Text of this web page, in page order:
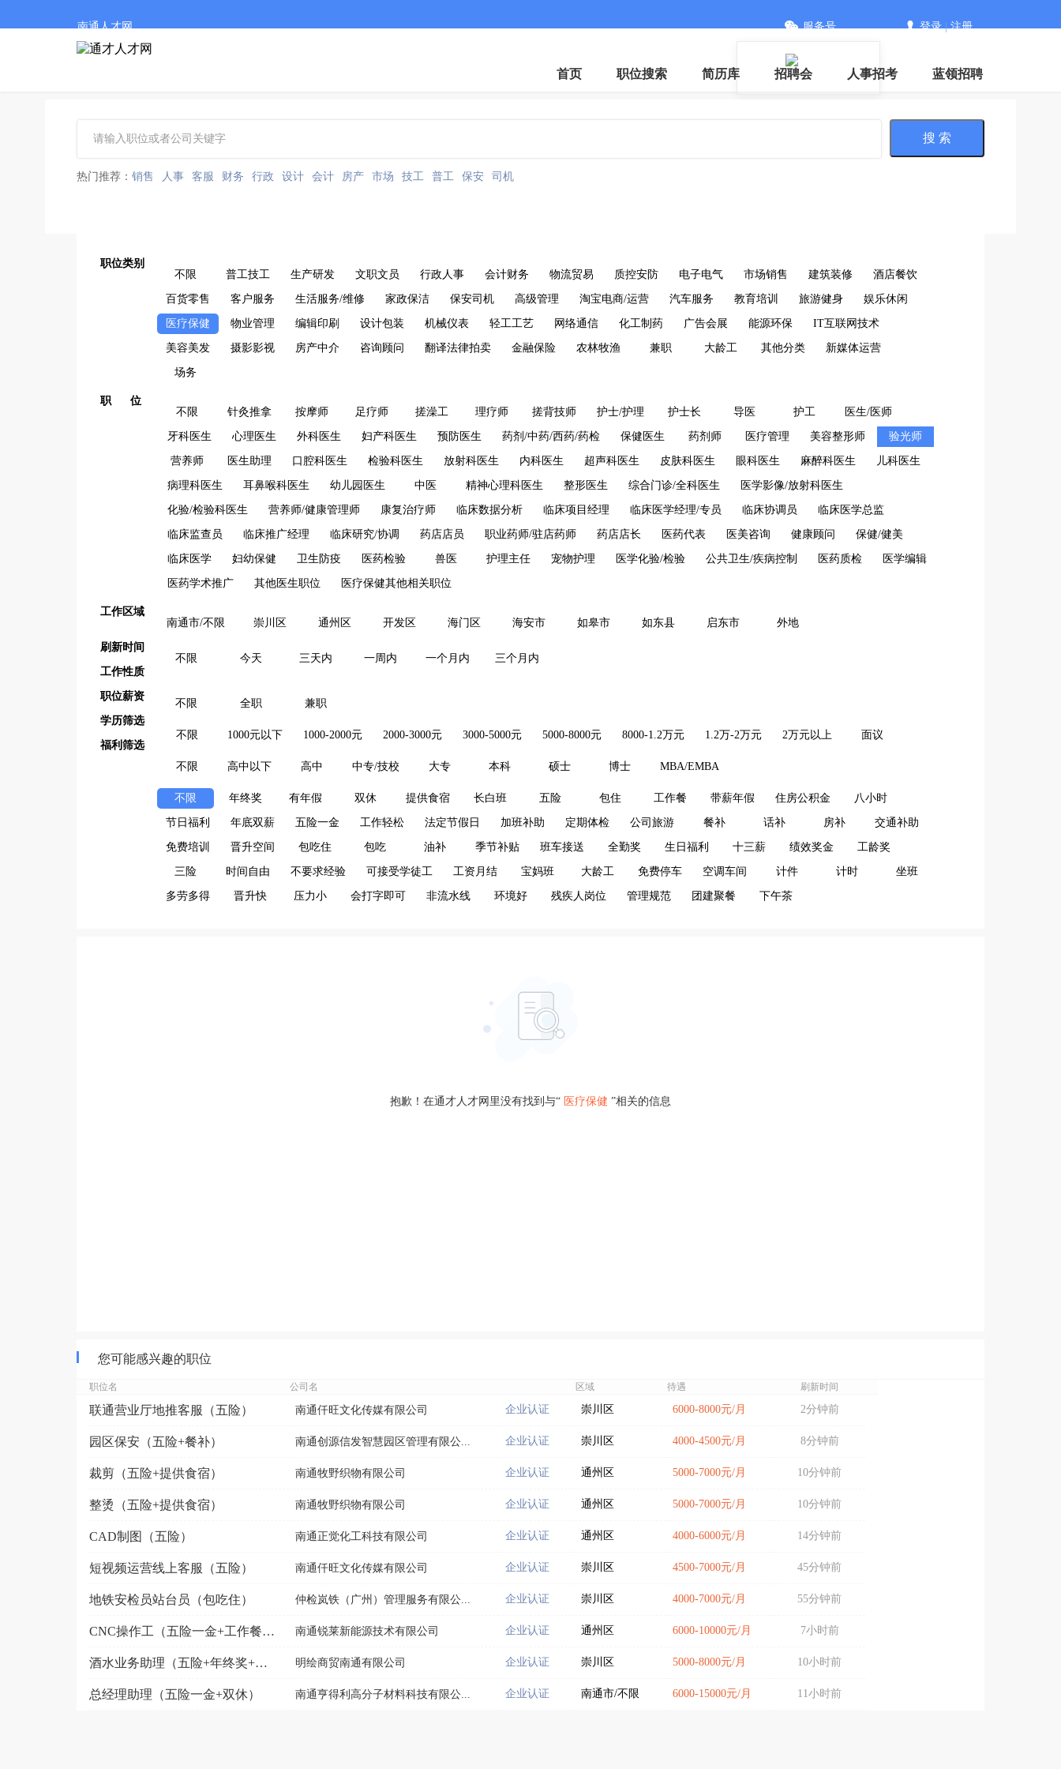
南通人才网
微信
服务号 登录|注册
首页 职位搜索 简历库 招聘会 人事招考 蓝领招聘
搜 索
热门推荐： 销售 人事 客服 财务 行政 设计 会计 房产 市场 技工 普工 保安 司机
职位类别
不限
普工技工 生产研发 文职文员 行政人事 会计财务 物流贸易 质控安防 电子电气 市场销售 建筑装修 酒店餐饮
百货零售 客户服务 生活服务/维修 家政保洁 保安司机 高级管理 淘宝电商/运营 汽车服务 教育培训 旅游健身 娱乐休闲
医疗保健 物业管理 编辑印刷 设计包装 机械仪表 轻工工艺 网络通信 化工制药 广告会展 能源环保 IT互联网技术
美容美发 摄影影视 房产中介 咨询顾问 翻译法律拍卖 金融保险 农林牧渔 兼职 大龄工 其他分类 新媒体运营
场务
职 位
不限
针灸推拿 按摩师 足疗师 搓澡工 理疗师 搓背技师 护士/护理 护士长 导医 护工 医生/医师
牙科医生 心理医生 外科医生 妇产科医生 预防医生 药剂/中药/西药/药检 保健医生 药剂师 医疗管理 美容整形师 验光师
营养师 医生助理 口腔科医生 检验科医生 放射科医生 内科医生 超声科医生 皮肤科医生 眼科医生 麻醉科医生 儿科医生
病理科医生 耳鼻喉科医生 幼儿园医生 中医 精神心理科医生 整形医生 综合门诊/全科医生 医学影像/放射科医生
化验/检验科医生 营养师/健康管理师 康复治疗师 临床数据分析 临床项目经理 临床医学经理/专员 临床协调员 临床医学总监
临床监查员 临床推广经理 临床研究/协调 药店店员 职业药师/驻店药师 药店店长 医药代表 医美咨询 健康顾问 保健/健美
临床医学 妇幼保健 卫生防疫 医药检验 兽医 护理主任 宠物护理 医学化验/检验 公共卫生/疾病控制 医药质检 医学编辑
医药学术推广 其他医生职位 医疗保健其他相关职位
工作区域
南通市/不限
崇川区 通州区 开发区 海门区 海安市 如皋市 如东县 启东市 外地
刷新时间
不限
今天 三天内 一周内 一个月内
三个月内
工作性质
不限 全职 兼职
职位薪资
不限 1000元以下 1000-2000元 2000-3000元 3000-5000元 5000-8000元 8000-1.2万元 1.2万-2万元 2万元以上 面议
学历筛选
不限 高中以下 高中 中专/技校 大专 本科 硕士 博士 MBA/EMBA
福利筛选
不限 年终奖 有年假 双休 提供食宿 长白班 五险 包住 工作餐 带薪年假 住房公积金 八小时
节日福利 年底双薪 五险一金 工作轻松 法定节假日 加班补助 定期体检 公司旅游 餐补 话补 房补 交通补助
免费培训 晋升空间 包吃住 包吃 油补 季节补贴 班车接送 全勤奖 生日福利 十三薪 绩效奖金 工龄奖
三险 时间自由 不要求经验 可接受学徒工 工资月结 宝妈班 大龄工 免费停车 空调车间 计件 计时 坐班
多劳多得 晋升快 压力小 会打字即可 非流水线 环境好 残疾人岗位 管理规范 团建聚餐 下午茶
抱歉！在通才人才网里没有找到与“ 医疗保健 ”相关的信息
您可能感兴趣的职位
职位名 公司名 区域 待遇 刷新时间
联通营业厅地推客服（五险） 南通仟旺文化传媒有限公司 企业认证 崇川区 6000-8000元/月 2分钟前
园区保安（五险+餐补） 南通创源信发智慧园区管理有限公... 企业认证 崇川区 4000-4500元/月 8分钟前
裁剪（五险+提供食宿） 南通牧野织物有限公司 企业认证 通州区 5000-7000元/月 10分钟前
整烫（五险+提供食宿） 南通牧野织物有限公司 企业认证 通州区 5000-7000元/月 10分钟前
CAD制图（五险） 南通正觉化工科技有限公司 企业认证 通州区 4000-6000元/月 14分钟前
短视频运营线上客服（五险） 南通仟旺文化传媒有限公司 企业认证 崇川区 4500-7000元/月 45分钟前
地铁安检员站台员（包吃住） 仲检岚铁（广州）管理服务有限公... 企业认证 崇川区 4000-7000元/月 55分钟前
CNC操作工（五险一金+工作餐+节日福利） 南通锐莱新能源技术有限公司 企业认证 通州区 6000-10000元/月 7小时前
酒水业务助理（五险+年终奖+法定节假日） 明绘商贸南通有限公司 企业认证 崇川区 5000-8000元/月 10小时前
总经理助理（五险一金+双休） 南通亨得利高分子材料科技有限公... 企业认证 南通市/不限 6000-15000元/月 11小时前